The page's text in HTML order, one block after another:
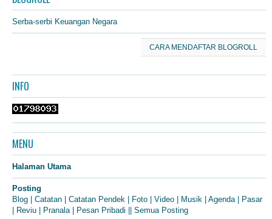
Serba-serbi Keuangan Negara
CARA MENDAFTAR BLOGROLL
INFO
MENU
Halaman Utama
Posting
Blog
Catatan Catatan Pendek Foto Video Musik Agenda|
Pasar
Reviu Pranala| Pesan Pribadi Semua Posting